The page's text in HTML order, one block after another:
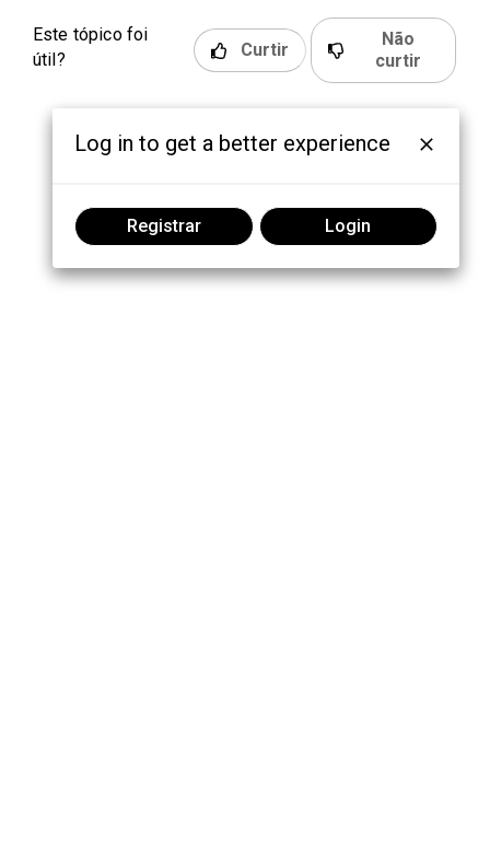
Este tópico foi
útil?
Curtir
Não
curtir
Log in to get a better experience
Registrar Login